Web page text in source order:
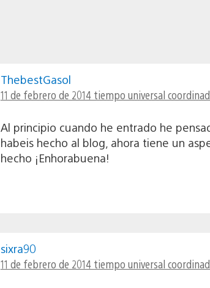
ThebestGasol
11 de febrero de 2014 tiempo universal
Al principio cuando he entrado he
habeis hecho al blog, ahora tiene un
hecho ¡Enhorabuena!
sixra90
11 de febrero de 2014 tiempo universal